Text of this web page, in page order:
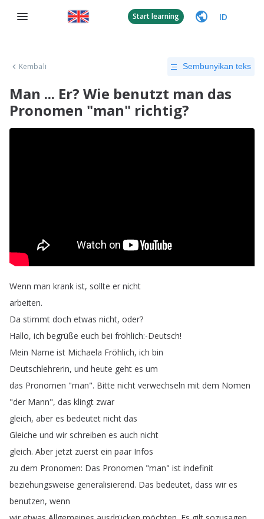
Start learning ID
Kembali Sembunyikan teks
Man ... Er? Wie benutzt man das
Pronomen "man" richtig?
Wenn man krank ist, sollte er nicht
arbeiten.
Da stimmt doch etwas nicht, oder?
Hallo, ich begrüße euch bei fröhlich:-Deutsch!
Mein Name ist Michaela Fröhlich, ich bin
Deutschlehrerin, und heute geht es um
das Pronomen "man". Bitte nicht verwechseln mit dem Nomen
"der Mann", das klingt zwar
gleich, aber es bedeutet nicht das
Gleiche und wir schreiben es auch nicht
gleich. Aber jetzt zuerst ein paar Infos
zu dem Pronomen: Das Pronomen "man" ist indefinit
beziehungsweise generalisierend. Das bedeutet, dass wir es
benutzen, wenn